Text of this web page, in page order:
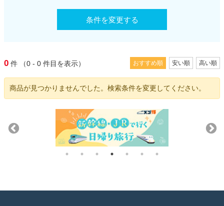
条件を変更する
0 件 （0 - 0 件目を表示） おすすめ順 安い順 高い順
商品が見つかりませんでした。検索条件を変更してください。